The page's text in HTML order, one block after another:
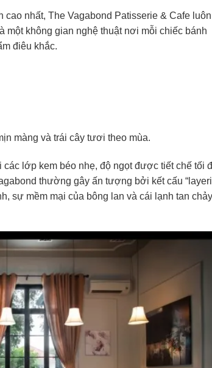
cao nhất, The Vagabond Patisserie & Cafe luôn
không gian nghệ thuật nơi mỗi chiếc bánh
điêu khắc.
màng và trái cây tươi theo mùa.
lớp kem béo nhẹ, độ ngọt được tiết chế tối
thường gây ấn tượng bởi kết cấu
sự mềm mại của bông lan và cái lạnh tan chảy